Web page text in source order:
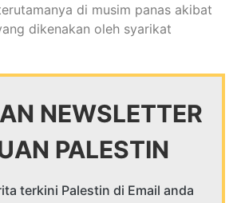
di musim panas akibat
dikenakan oleh syarikat
NEWSLETTER
PALESTIN
terkini Palestin di Email anda